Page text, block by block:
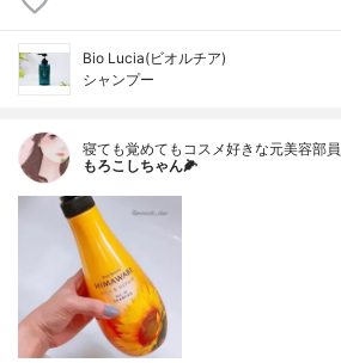
Bio Lucia(ビオルチア)
シャンプー
寝ても覚めてもコスメ好きな元美容部員
もろこしちゃん🌽